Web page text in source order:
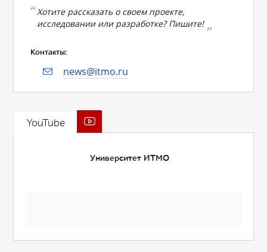
Хотите рассказать о своем проекте,
исследовании или разработке? Пишите!
Контакты:
news@itmo.ru
YouTube
Университет ИТМО